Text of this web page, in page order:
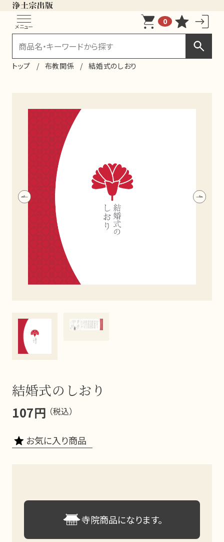
メニュー
0
トップ 布教関係 結婚式のしおり
結婚式のしおり
107円 （税込）
お気に入り商品
寺院商品になります。